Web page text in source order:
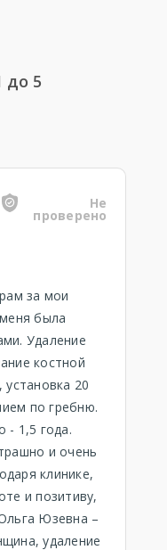
до 5
Не
проверено
за мои
была
Удаление
костной
установка 20
по гребню.
- 1,5 года.
и очень
клинике,
и позитиву,
Юзевна –
удаление